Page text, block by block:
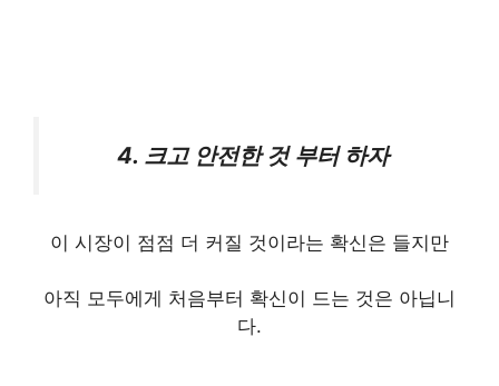
4. 크고 안전한 것 부터 하자
이 시장이 점점 더 커질 것이라는 확신은 들지만
아직 모두에게 처음부터 확신이 드는 것은 아닙니
다.